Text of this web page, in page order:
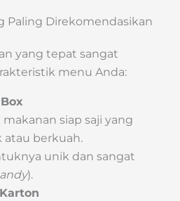
Paling Direkomendasikan
yang tepat sangat
menu Anda:
siap saji yang
berkuah.
unik dan sangat
).